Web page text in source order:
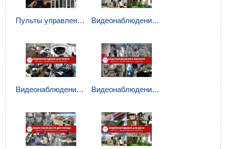
Пульты управления.jpg Видеонаблюдение для дома.jpg
Видеонаблюдение для офиса.jpg Видеонаблюдение в магазин.jpg